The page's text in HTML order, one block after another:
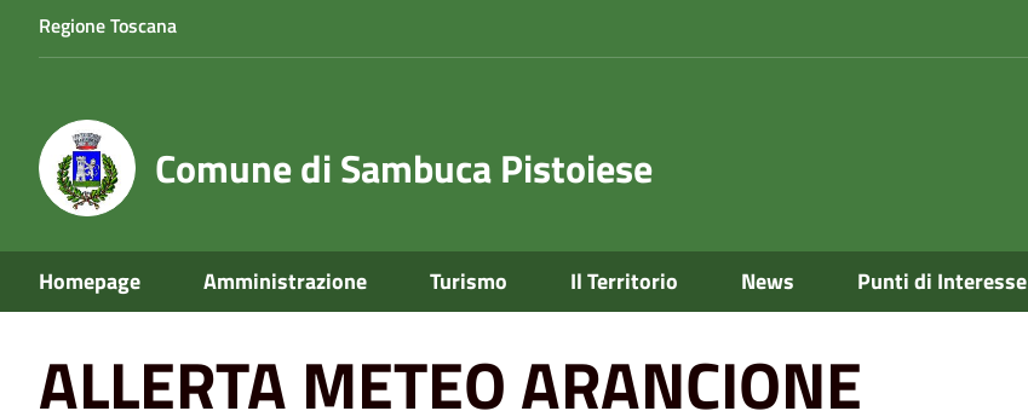
Regione Toscana
Comune di Sambuca Pistoiese
Homepage Amministrazione Turismo Il Territorio News Punti di Interesse
Home News Comune ALLERTA METEO ARANCIONE
ALLERTA METEO ARANCIONE